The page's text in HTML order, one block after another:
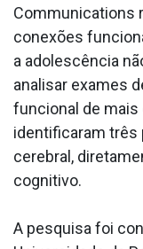
Communications
conexões
a adolescência
analisar exames
funcional de mais
identificaram três
cerebral,
cognitivo.
A pesquisa foi